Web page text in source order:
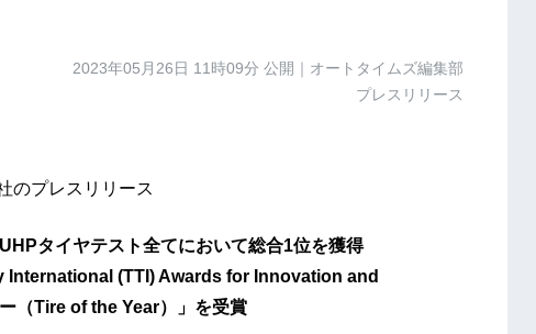
2023年05月26日 11時09分 公開｜オートタイムズ編集部
プレスリリース
のプレスリリース
タイヤテスト全てにおいて総合1位を獲得
International (TTI) Awards for Innovation and
（Tire of the Year）」を受賞